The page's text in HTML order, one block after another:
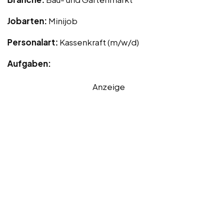
Jobarten: Minijob
Personalart: Kassenkraft (m/w/d)
Aufgaben:
Anzeige